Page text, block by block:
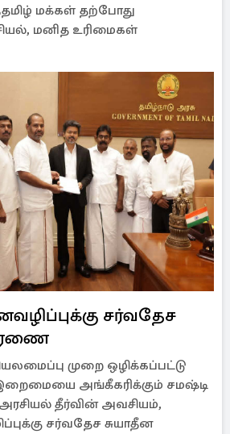
மக்கள் தற்போது
மனித உரிமைகள்
சர்வதேச
முறை ஒழிக்கப்பட்டு
அங்கீகரிக்கும் சமஷ்டி
தீர்வின் அவசியம்,
சர்வதேச சுயாதீன